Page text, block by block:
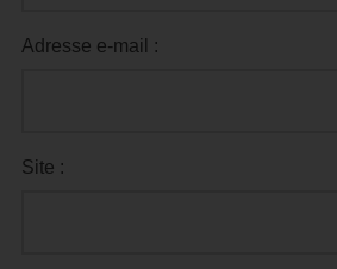
Adresse e-mail :
Site :